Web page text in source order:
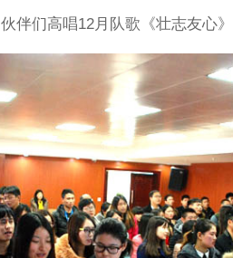
伙伴们高唱12月队歌《壮志友心》